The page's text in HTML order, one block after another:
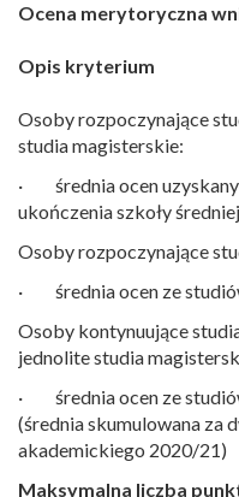
Ocena merytoryczna
Opis kryterium
Osoby rozpoczynające
studia magisterskie:
· średnia ocen
ukończenia szkoły
Osoby rozpoczynające
· średnia ocen ze
Osoby kontynuujące
jednolite studia
· średnia ocen ze
(średnia skumulowana za
akademickiego 2020/21)
Maksymalna liczba